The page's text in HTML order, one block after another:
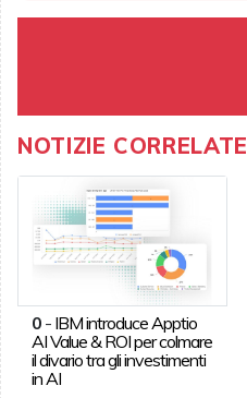
NOTIZIE CORRELATE
0- IBM introduce Apptio
AI Value & ROI per colmare
il divario tra gli investimenti
in AI